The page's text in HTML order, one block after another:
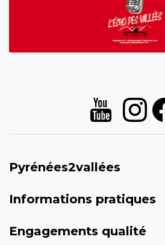
Pyrénées2vallées
Informations pratiques
Engagements qualité